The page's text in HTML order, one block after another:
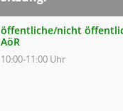
öffentliche/nicht
AöR
10:00-11:00 Uhr